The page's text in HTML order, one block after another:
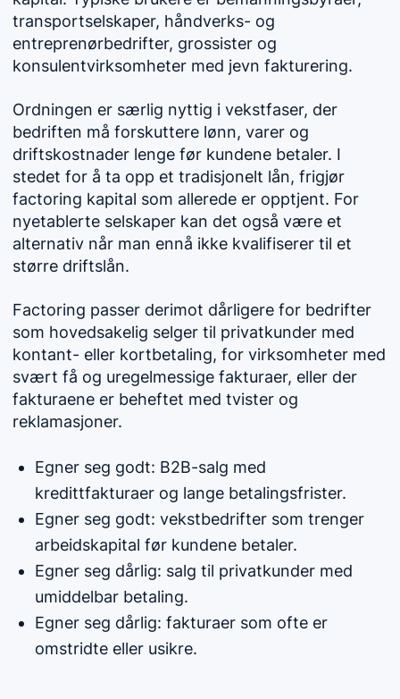
transportselskaper, håndverks- og
entreprenørbedrifter, grossister og
konsulentvirksomheter med jevn fakturering.
Ordningen er særlig nyttig i vekstfaser, der
bedriften må forskuttere lønn, varer og
driftskostnader lenge før kundene betaler. I
stedet for å ta opp et tradisjonelt lån, frigjør
factoring kapital som allerede er opptjent. For
nyetablerte selskaper kan det også være et
alternativ når man ennå ikke kvalifiserer til et
større driftslån.
Factoring passer derimot dårligere for bedrifter
som hovedsakelig selger til privatkunder med
kontant- eller kortbetaling, for virksomheter med
svært få og uregelmessige fakturaer, eller der
fakturaene er beheftet med tvister og
reklamasjoner.
Egner seg godt: B2B-salg med
kredittfakturaer og lange betalingsfrister.
Egner seg godt: vekstbedrifter som trenger
arbeidskapital før kundene betaler.
Egner seg dårlig: salg til privatkunder med
umiddelbar betaling.
Egner seg dårlig: fakturaer som ofte er
omstridte eller usikre.